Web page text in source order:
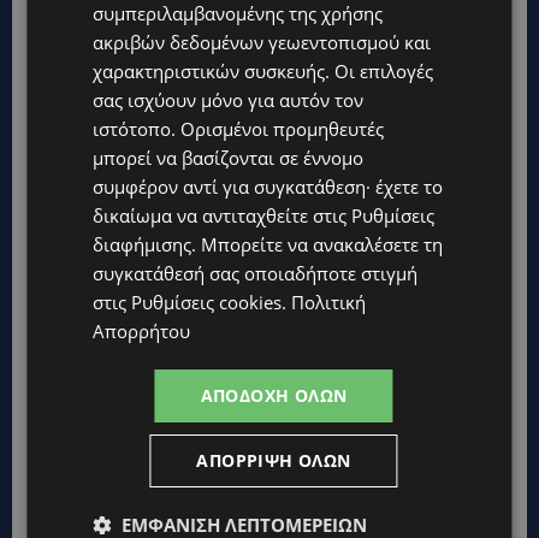
συμπεριλαμβανομένης της χρήσης
ακριβών δεδομένων γεωεντοπισμού και
χαρακτηριστικών συσκευής. Οι επιλογές
σας ισχύουν μόνο για αυτόν τον
ιστότοπο. Ορισμένοι προμηθευτές
μπορεί να βασίζονται σε έννομο
συμφέρον αντί για συγκατάθεση· έχετε το
δικαίωμα να αντιταχθείτε στις Ρυθμίσεις
διαφήμισης. Μπορείτε να ανακαλέσετε τη
συγκατάθεσή σας οποιαδήποτε στιγμή
στις Ρυθμίσεις cookies. Πολιτική
Απορρήτου
ΑΠΟΔΟΧΉ ΌΛΩΝ
ΑΠΌΡΡΙΨΗ ΌΛΩΝ
ΕΜΦΆΝΙΣΗ ΛΕΠΤΟΜΕΡΕΙΏΝ